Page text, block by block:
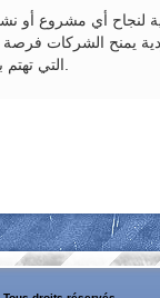
لنجاح أي مشروع أو
يمنح الشركات فرصة
التي تهتم بتقديم حلول تقنية متطورة تساعد الشركات على تطوير أعمالها والوصول إلى أهدافها الرقمية بكفاءة واحترافية.